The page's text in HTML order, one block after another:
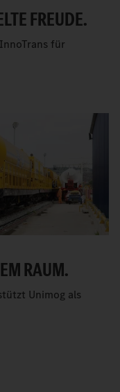
FREUDE.
für
RAUM.
Unimog als